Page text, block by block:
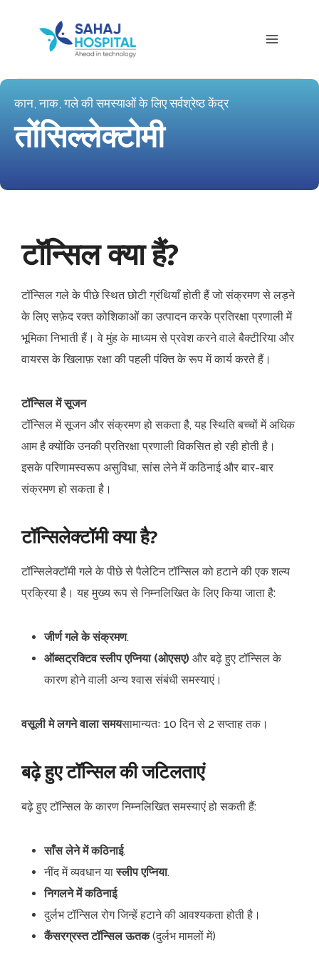
कान, नाक, गले की समस्याओं के लिए सर्वश्रेष्ठ केंद्र
तोंसिल्लेक्टोमी
टॉन्सिल क्या हैं?
टॉन्सिल गले के पीछे स्थित छोटी ग्रंथियाँ होती हैं जो संक्रमण से लड़ने
के लिए सफ़ेद रक्त कोशिकाओं का उत्पादन करके प्रतिरक्षा प्रणाली में
भूमिका निभाती हैं। वे मुंह के माध्यम से प्रवेश करने वाले बैक्टीरिया और
वायरस के खिलाफ़ रक्षा की पहली पंक्ति के रूप में कार्य करते हैं।
टॉन्सिल में सूजन
टॉन्सिल में सूजन और संक्रमण हो सकता है, यह स्थिति बच्चों में अधिक
आम है क्योंकि उनकी प्रतिरक्षा प्रणाली विकसित हो रही होती है।
इसके परिणामस्वरूप असुविधा, सांस लेने में कठिनाई और बार-बार
संक्रमण हो सकता है।
टॉन्सिलेक्टॉमी क्या है?
टॉन्सिलेक्टॉमी गले के पीछे से पैलेटिन टॉन्सिल को हटाने की एक शल्य
प्रक्रिया है। यह मुख्य रूप से निम्नलिखित के लिए किया जाता है:
जीर्ण गले के संक्रमण.
ऑब्सट्रक्टिव स्लीप एप्निया (ओएसए) और बढ़े हुए टॉन्सिल के
कारण होने वाली अन्य श्वास संबंधी समस्याएं।
वसूली मे लगने वाला समयसामान्यतः 10 दिन से 2 सप्ताह तक।
बढ़े हुए टॉन्सिल की जटिलताएं
बढ़े हुए टॉन्सिल के कारण निम्नलिखित समस्याएं हो सकती हैं:
साँस लेने में कठिनाई.
नींद में व्यवधान यास्लीप एप्निया.
निगलने में कठिनाई.
दुर्लभ टॉन्सिल रोग जिन्हें हटाने की आवश्यकता होती है।
कैंसरग्रस्त टॉन्सिल ऊतक(दुर्लभ मामलों में)